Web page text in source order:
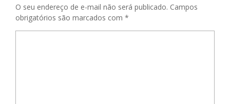
O seu endereço de e-mail não será publicado. Campos
obrigatórios são marcados com *